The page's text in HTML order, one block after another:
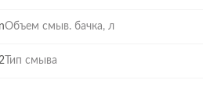
Объем смыв. бачка, л
Тип смыва